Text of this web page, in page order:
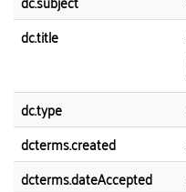
dc.title
dc.type
dcterms.created
dcterms.dateAccepted